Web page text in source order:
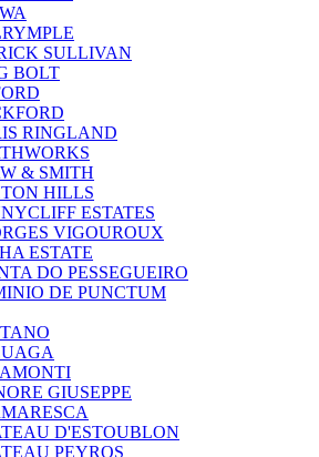
SULLIVAN
BOLT
RINGLAND
& SMITH
HILLS
ESTATES
VIGOUROUX
ESTATE
DO PESSEGUEIRO
DE PUNCTUM
GIUSEPPE
D'ESTOUBLON
PEYROS